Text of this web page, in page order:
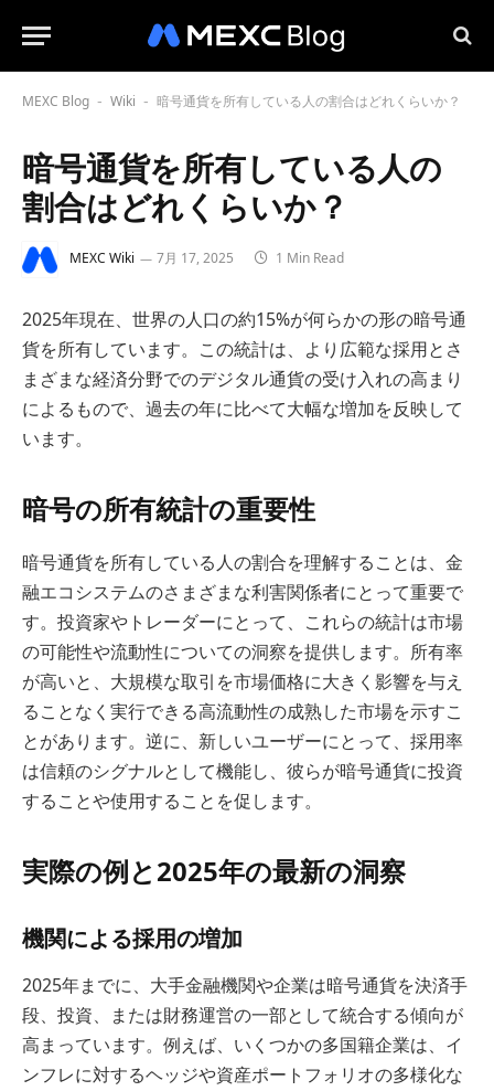
MEXC Blog - Wiki - 暗号通貨を所有している人の割合はどれくらいか？
暗号通貨を所有している人の
割合はどれくらいか？
MEXC Wiki 7月 17, 2025 1 Min Read
2025年現在、世界の人口の約15%が何らかの形の暗号通
貨を所有しています。この統計は、より広範な採用とさ
まざまな経済分野でのデジタル通貨の受け入れの高まり
によるもので、過去の年に比べて大幅な増加を反映して
います。
暗号の所有統計の重要性
暗号通貨を所有している人の割合を理解することは、金
融エコシステムのさまざまな利害関係者にとって重要で
す。投資家やトレーダーにとって、これらの統計は市場
の可能性や流動性についての洞察を提供します。所有率
が高いと、大規模な取引を市場価格に大きく影響を与え
ることなく実行できる高流動性の成熟した市場を示すこ
とがあります。逆に、新しいユーザーにとって、採用率
は信頼のシグナルとして機能し、彼らが暗号通貨に投資
することや使用することを促します。
実際の例と2025年の最新の洞察
機関による採用の増加
2025年までに、大手金融機関や企業は暗号通貨を決済手
段、投資、または財務運営の一部として統合する傾向が
高まっています。例えば、いくつかの多国籍企業は、イ
ンフレに対するヘッジや資産ポートフォリオの多様化な